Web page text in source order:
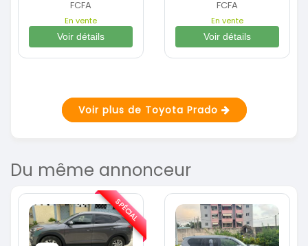
FCFA
En vente
Voir détails
FCFA
En vente
Voir détails
Voir plus de Toyota Prado
Du même annonceur
SPÉCIAL